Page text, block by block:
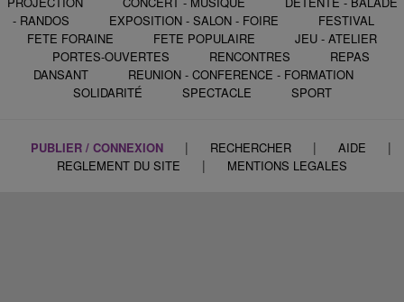
- RANDOS
EXPOSITION - SALON - FOIRE
FESTIVAL
FETE FORAINE
FETE POPULAIRE
JEU - ATELIER
PORTES-OUVERTES
RENCONTRES
REPAS
DANSANT
REUNION - CONFERENCE - FORMATION
SOLIDARITÉ
SPECTACLE SPORT
PUBLIER / CONNEXION | RECHERCHER | AIDE |
REGLEMENT DU SITE | MENTIONS LEGALES